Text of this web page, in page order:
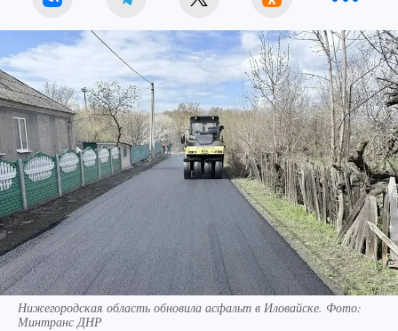
Нижегородская область обновила асфальт в Иловайске. Фото:
Минтранс ДНР